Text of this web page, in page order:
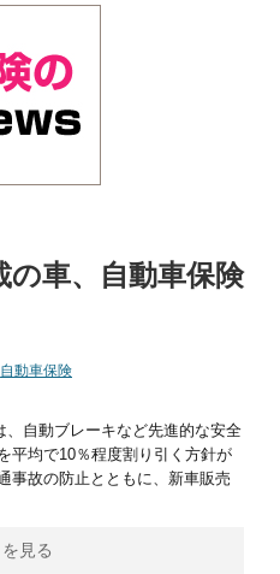
の車、自動車保険
自動車保険
自動ブレーキなど先進的な安全
平均で10％程度割り引く方針が
事故の防止とともに、新車販売
見る